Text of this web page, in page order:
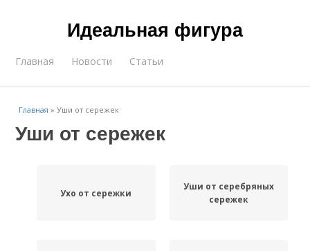
Идеальная фигура
Главная Новости Статьи
Главная »Уши от сережек
Уши от сережек
Ухо от сережки
Уши от серебряных
сережек